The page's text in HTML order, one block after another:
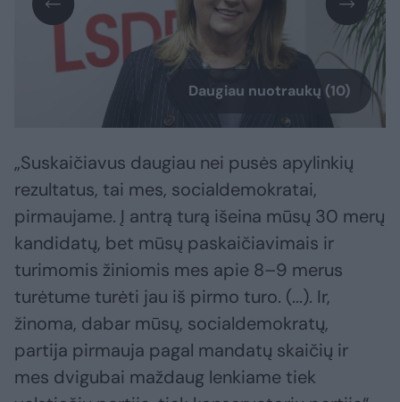
Daugiau nuotraukų (10)
„Suskaičiavus daugiau nei pusės apylinkių
rezultatus, tai mes, socialdemokratai,
pirmaujame. Į antrą turą išeina mūsų 30 merų
kandidatų, bet mūsų paskaičiavimais ir
turimomis žiniomis mes apie 8–9 merus
turėtume turėti jau iš pirmo turo. (...). Ir,
žinoma, dabar mūsų, socialdemokratų,
partija pirmauja pagal mandatų skaičių ir
mes dvigubai maždaug lenkiame tiek